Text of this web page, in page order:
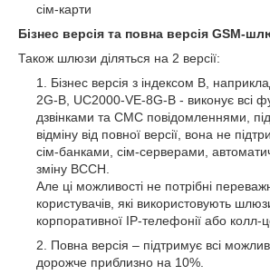
сім-карти
Бізнес версія та повна версія GSM-
Також шлюзи діляться на 2 версії:
Бізнес версія з індексом B,
2G-B, UC2000-VE-8G-B - виконує всі
дзвінками та СМС повідомленнями,
відміну від повної версії, вона не
сім-банками, сім-серверами,
зміну BCCH.
Але ці можливості не потрібні
користувачів, які використовують
корпоративної IP-телефонії або колл-
Повна версія – підтримує всі
дорожче приблизно на 10%.